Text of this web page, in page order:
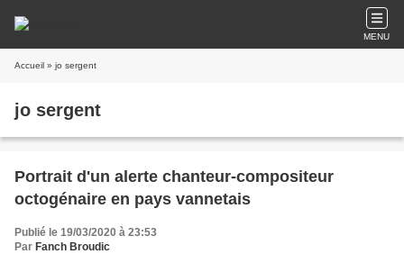
MENU
Accueil » jo sergent
jo sergent
Portrait d'un alerte chanteur-compositeur
octogénaire en pays vannetais
Publié le 19/03/2020 à 23:53
Par Fanch Broudic